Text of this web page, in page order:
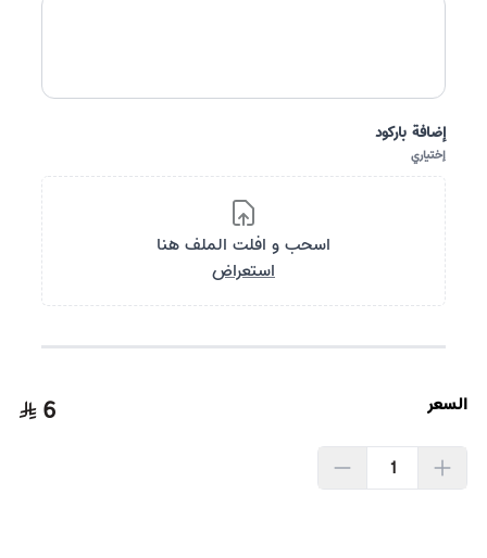
إضافة باركود
إختياري
اسحب و افلت الملف هنا
استعراض
السعر 6